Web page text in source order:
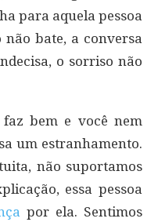
para aquela pessoa
bate, a conversa
o sorriso não
bem e você nem
um estranhamento.
não suportamos
essa pessoa
por ela. Sentimos